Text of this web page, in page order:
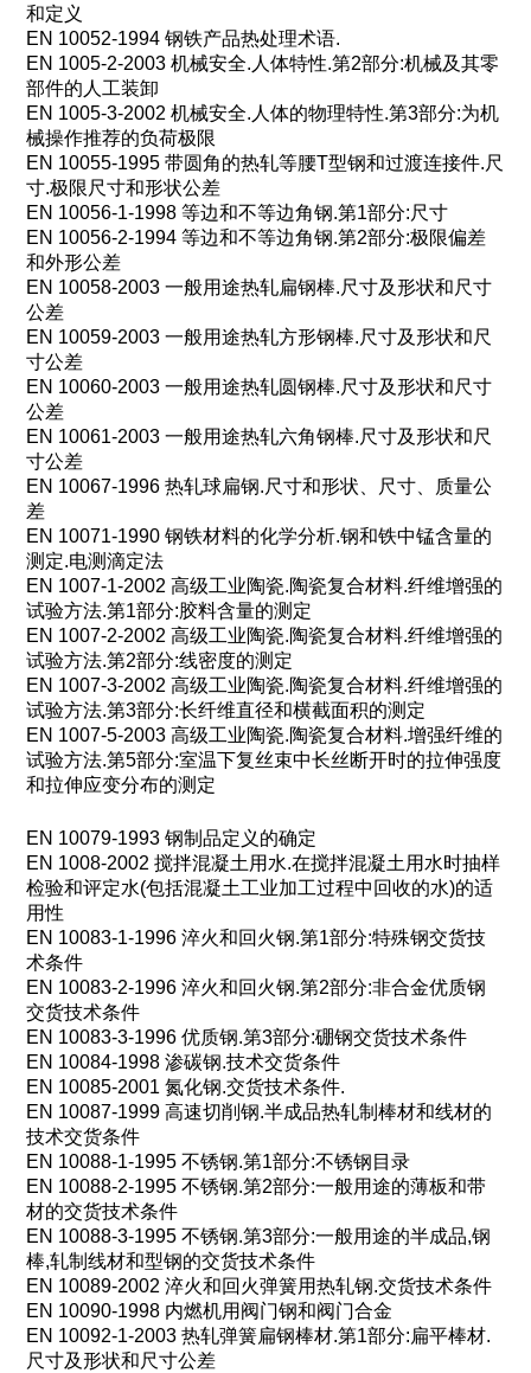
和定义
EN 10052-1994钢铁产品热处理术语.
EN 1005-2-2003机械安全. 人体特性.第2部分:机械及其零
部件的人工装卸
EN 1005-3-2002机械安全. 人体的物理特性.第3部分:为机
械操作推荐的负荷极限
EN 10055-1995带圆角的热轧等腰T型钢和过渡连接件.尺
寸.极限尺寸和形状公差
EN 10056-1-1998等边和不等边角钢.第1部分:尺寸
EN 10056-2-1994等边和不等边角钢.第2部分:极限偏差
和外形公差
EN 10058-2003一般用途热轧扁钢棒.尺寸及形状和尺寸
公差
EN 10059-2003一般用途热轧方形钢棒.尺寸及形状和尺
寸公差
EN 10060-2003一般用途热轧圆钢棒.尺寸及形状和尺寸
公差
EN 10061-2003一般用途热轧六角钢棒.尺寸及形状和尺
寸公差
EN 10067-1996热轧球扁钢.尺寸和形状、尺寸、质量公
差
EN 10071-1990钢铁材料的化学分析.钢和铁中锰含量的
测定.电测滴定法
EN 1007-1-2002高级工业陶瓷.陶瓷复合材料.纤维增强的
试验方法.第1部分:胶料含量的测定
EN 1007-2-2002高级工业陶瓷.陶瓷复合材料.纤维增强的
试验方法.第2部分:线密度的测定
EN 1007-3-2002高级工业陶瓷.陶瓷复合材料.纤维增强的
试验方法.第3部分:长纤维直径和横截面积的测定
EN 1007-5-2003高级工业陶瓷.陶瓷复合材料.增强纤维的
试验方法.第5部分:室温下复丝束中长丝断开时的拉伸强度
和拉伸应变分布的测定
EN 10079-1993钢制品定义的确定
EN 1008-2002搅拌混凝土用水.在搅拌混凝土用水时抽样
检验和评定水(包括混凝土工业加工过程中回收的水)的适
用性
EN 10083-1-1996淬火和回火钢.第1部分:特殊钢交货技
术条件
EN 10083-2-1996淬火和回火钢.第2部分:非合金优质钢
交货技术条件
EN 10083-3-1996优质钢.第3部分:硼钢交货技术条件
EN 10084-1998渗碳钢.技术交货条件
EN 10085-2001氮化钢.交货技术条件.
EN 10087-1999高速切削钢.半成品热轧制棒材和线材的
技术交货条件
EN 10088-1-1995不锈钢.第1部分:不锈钢目录
EN 10088-2-1995不锈钢.第2部分:一般用途的薄板和带
材的交货技术条件
EN 10088-3-1995不锈钢.第3部分:一般用途的半成品,钢
棒,轧制线材和型钢的交货技术条件
EN 10089-2002淬火和回火弹簧用热轧钢.交货技术条件
EN 10090-1998 内燃机用阀门钢和阀门合金
EN 10092-1-2003热轧弹簧扁钢棒材.第1部分:扁平棒材.
尺寸及形状和尺寸公差